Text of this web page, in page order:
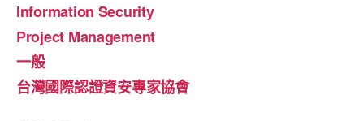
Information Security
Project Management
一般
台灣國際認證資安專家協會